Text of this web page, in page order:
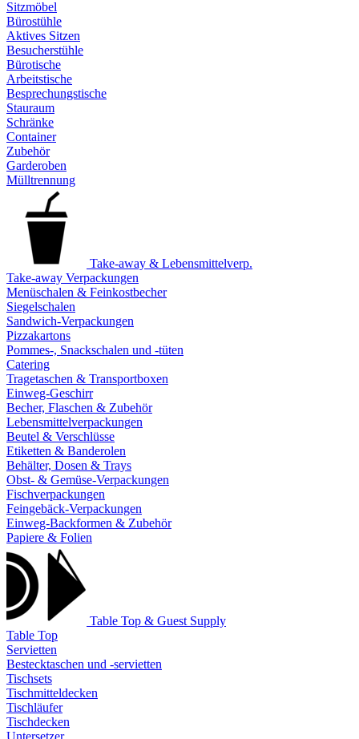
Sitzmöbel
Bürostühle
Aktives Sitzen
Besucherstühle
Bürotische
Arbeitstische
Besprechungstische
Stauraum
Schränke
Container
Zubehör
Garderoben
Mülltrennung
Take-away & Lebensmittelverp.
Take-away Verpackungen
Menüschalen & Feinkostbecher
Siegelschalen
Sandwich-Verpackungen
Pizzakartons
Pommes-, Snackschalen und -tüten
Catering
Tragetaschen & Transportboxen
Einweg-Geschirr
Becher, Flaschen & Zubehör
Lebensmittelverpackungen
Beutel & Verschlüsse
Etiketten & Banderolen
Behälter, Dosen & Trays
Obst- & Gemüse-Verpackungen
Fischverpackungen
Feingebäck-Verpackungen
Einweg-Backformen & Zubehör
Papiere & Folien
Table Top & Guest Supply
Table Top
Servietten
Bestecktaschen und -servietten
Tischsets
Tischmitteldecken
Tischläufer
Tischdecken